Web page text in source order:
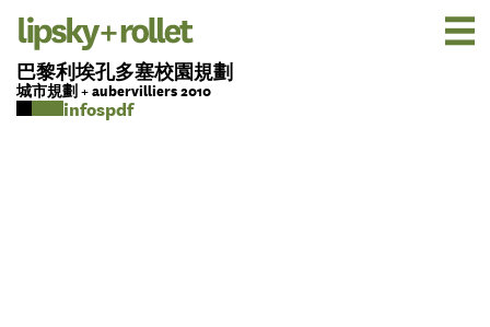
巴黎利埃孔多塞校園規劃
城市規劃 + aubervilliers 2010
pdf